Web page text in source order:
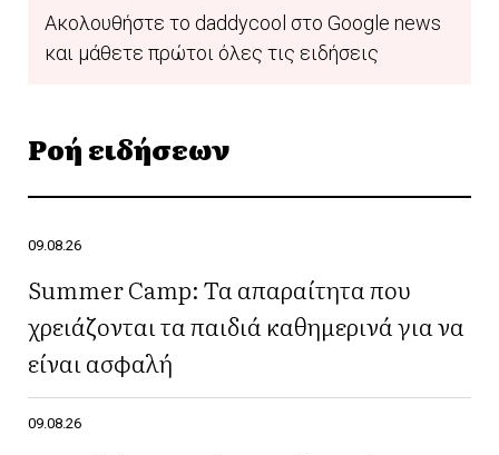
Ακολουθήστε το daddycool στο Google news
και μάθετε πρώτοι όλες τις ειδήσεις
Ροή ειδήσεων
09.08.26
Summer Camp: Τα απαραίτητα που
χρειάζονται τα παιδιά καθημερινά για να
είναι ασφαλή
09.08.26